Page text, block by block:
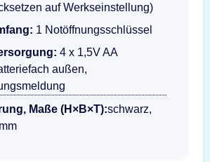
auf Werkseinstellung)
1 Notöffnungsschlüssel
4 x 1,5V AA
außen,
Maße (H×B×T):schwarz,